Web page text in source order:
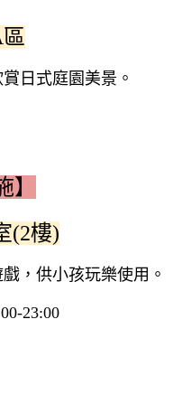
日式庭園美景。
】
(2樓)
，供小孩玩樂使用。
23:00